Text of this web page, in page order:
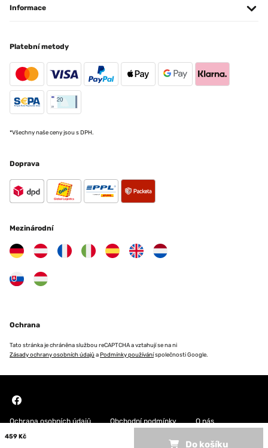
459 Kč
Do košíku
Informace
Platební metody
*Všechny naše ceny jsou s DPH.
Doprava
Mezinárodní
Ochrana
Tato stránka je chráněna službou reCAPTCHA a vztahují se na ni
Zásady ochrany osobních údajů aPodmínky používáníspolečnosti Google.
Ochrana osobních údajů Obchodní podmínky O nás
Copyright © 2026 Blumfeldt. All rights reserved